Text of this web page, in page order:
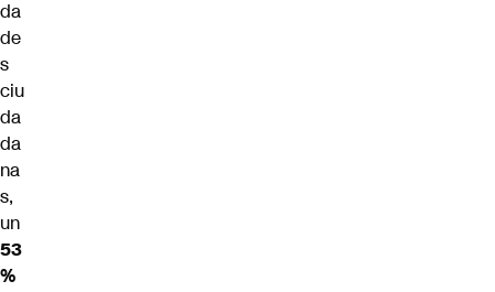
da
de
s
ciu
da
da
na
s,
un
53
%